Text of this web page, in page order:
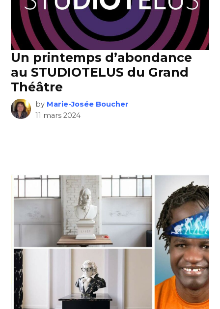
Un printemps d’abondance
au STUDIOTELUS du Grand
Théâtre
by Marie-Josée Boucher
11 mars 2024